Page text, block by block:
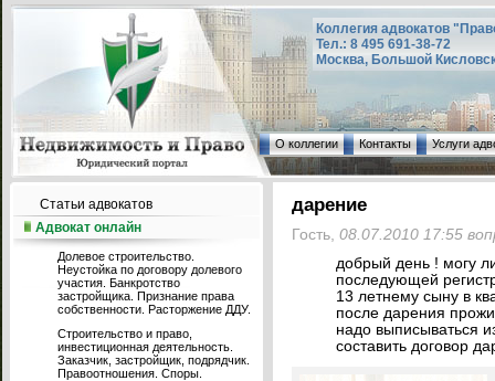
Коллегия адвокатов
Тел.: 8 495 691-38-72
Москва, Большой
О коллегии Контакты Услуги
Статьи адвокатов
Адвокат онлайн
Долевое строительство.
Неустойка по договору долевого
участия. Банкротство
застройщика. Признание права
собственности. Расторжение ДДУ.
Строительство и право,
инвестиционная деятельность.
Заказчик, застройщик, подрядчик.
Правоотношения. Споры.
дарение
Гость, 08.07.2010 17:55
добрый день ! могу
последующей
13 летнему сыну в
после дарения
надо выписываться
составить договор